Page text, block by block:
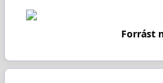
Forrást